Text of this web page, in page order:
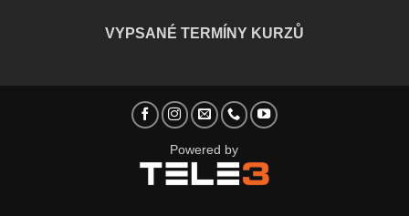
VYPSANÉ TERMÍNY KURZŮ
Powered by